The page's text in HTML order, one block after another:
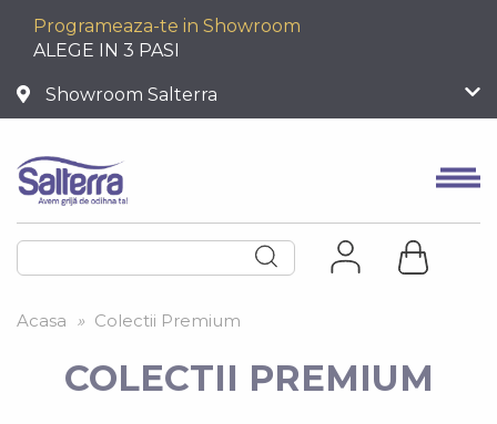
Programeaza-te in Showroom
ALEGE IN 3 PASI
Showroom Salterra
Acasa » Colectii Premium
COLECTII PREMIUM